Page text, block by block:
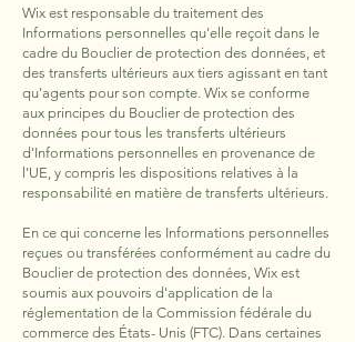
Wix est responsable du traitement des
Informations personnelles qu'elle reçoit dans le
cadre du Bouclier de protection des données, et
des transferts ultérieurs aux tiers agissant en tant
qu'agents pour son compte. Wix se conforme
aux principes du Bouclier de protection des
données pour tous les transferts ultérieurs
d'Informations personnelles en provenance de
l'UE, y compris les dispositions relatives à la
responsabilité en matière de transferts ultérieurs.
En ce qui concerne les Informations personnelles
reçues ou transférées conformément au cadre du
Bouclier de protection des données, Wix est
soumis aux pouvoirs d'application de la
réglementation de la Commission fédérale du
commerce des États- Unis (FTC). Dans certaines